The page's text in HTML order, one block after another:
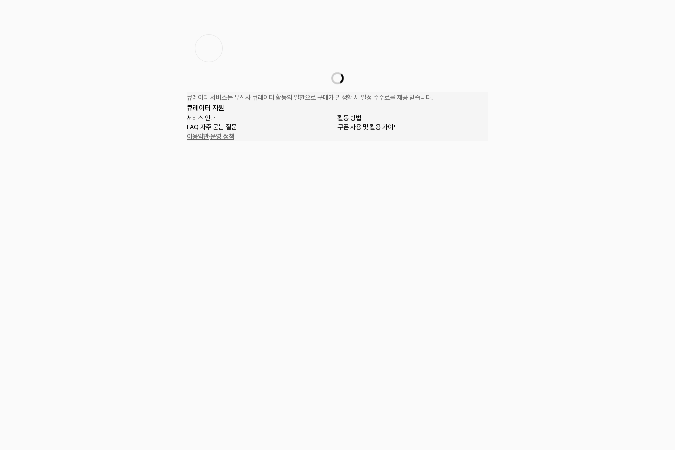
큐레이터 서비스는 무신사 큐레이터 활동의 일환으로 구매가 발생할 시 일정 수수료를 제공 받습니다.
큐레이터 지원
서비스 안내
활동 방법
FAQ 자주 묻는 질문
쿠폰 사용 및 활용 가이드
이용약관·운영 정책